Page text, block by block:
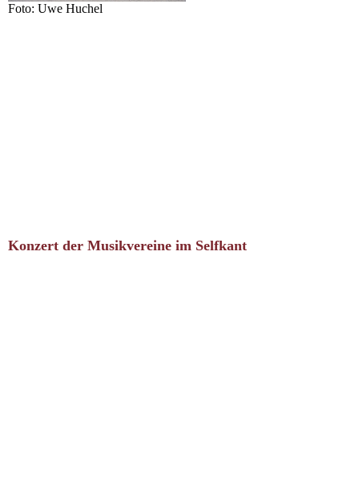
Foto: Uwe Huchel
Konzert der Musikvereine im Selfkant